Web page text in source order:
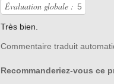
Évaluation globale : 5
Très bien.
Commentaire traduit
Recommanderiez-vous ce